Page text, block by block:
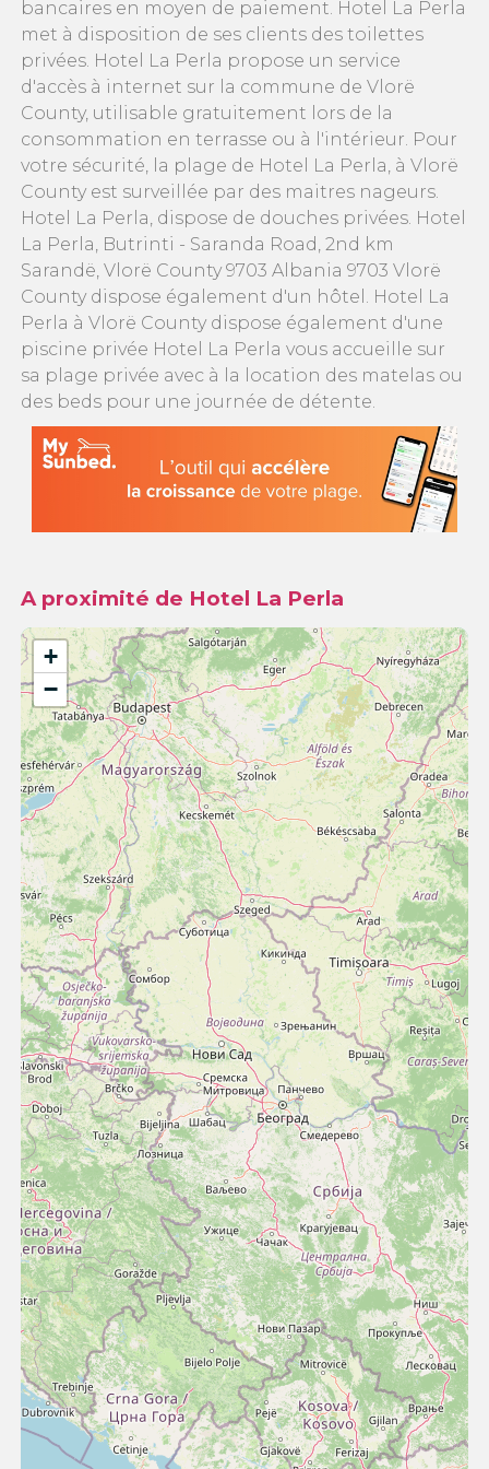
bancaires en moyen de paiement. Hotel La Perla
met à disposition de ses clients des toilettes
privées. Hotel La Perla propose un service
d'accès à internet sur la commune de Vlorë
County, utilisable gratuitement lors de la
consommation en terrasse ou à l'intérieur. Pour
votre sécurité, la plage de Hotel La Perla, à Vlorë
County est surveillée par des maitres nageurs.
Hotel La Perla, dispose de douches privées. Hotel
La Perla, Butrinti - Saranda Road, 2nd km
Sarandë, Vlorë County 9703 Albania 9703 Vlorë
County dispose également d'un hôtel. Hotel La
Perla à Vlorë County dispose également d'une
piscine privée Hotel La Perla vous accueille sur
sa plage privée avec à la location des matelas ou
des beds pour une journée de détente.
A proximité de Hotel La Perla
+
−